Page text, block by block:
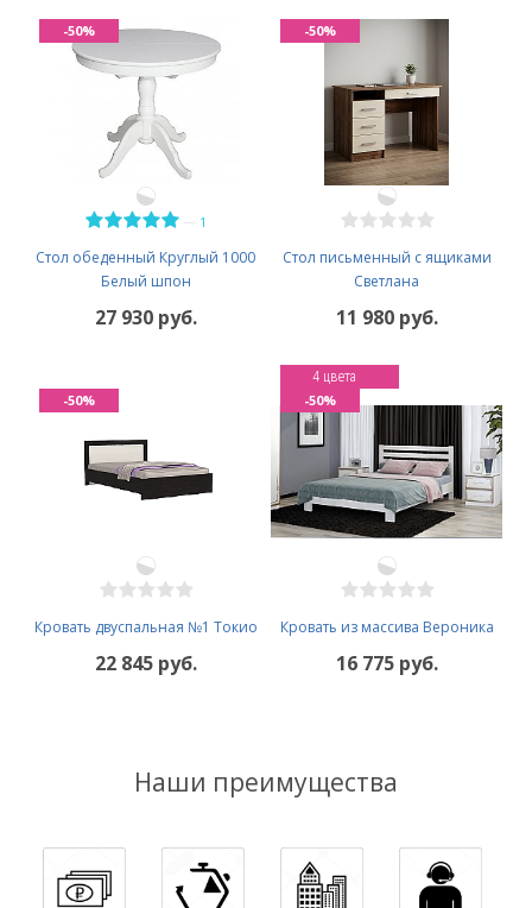
1
Стол обеденный Круглый 1000
Белый шпон
27 930 руб.
-50%
Стол письменный с ящиками
Светлана
11 980 руб.
-50%
Кровать двуспальная №1 Токио
22 845 руб.
-50%
Кровать из массива Вероника
4 цвета
16 775 руб.
-50%
Наши преимущества